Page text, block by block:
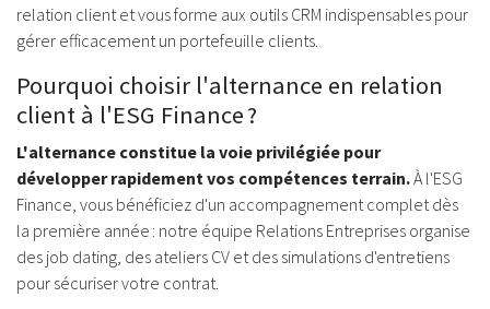
relation client et vous forme aux outils CRM indispensables pour
gérer efficacement un portefeuille clients.
Pourquoi choisir l'alternance en relation
client à l'ESG Finance ?
L'alternance constitue la voie privilégiée pour
développer rapidement vos compétences terrain.À l'ESG
Finance, vous bénéficiez d'un accompagnement complet dès
la première année : notre équipe Relations Entreprises organise
des job dating, des ateliers CV et des simulations d'entretiens
pour sécuriser votre contrat.